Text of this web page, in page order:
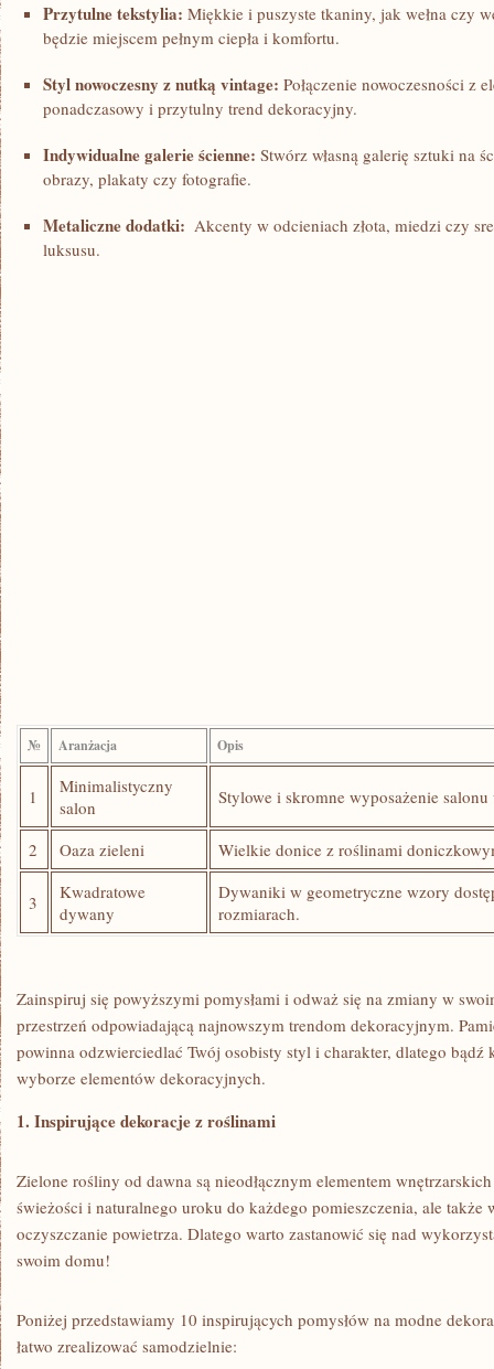
Przytulne tekstylia: Miękkie i puszyste tkaniny, jak wełna czy
będzie⁢ miejscem pełnym ciepła i komfortu.
Styl nowoczesny z nutką vintage: Połączenie nowoczesności z
ponadczasowy i przytulny trend dekoracyjny.
Indywidualne galerie ścienne: Stwórz własną galerię sztuki na
obrazy, plakaty czy fotografie.
Metaliczne​ dodatki:
Akcenty w odcieniach złota, miedzi czy
luksusu.
№ Aranżacja Opis
1
Minimalistyczny⁢
salon
Stylowe i skromne wyposażenie
2 Oaza zieleni Wielkie donice z roślinami
3
Kwadratowe
dywany
Dywaniki ⁤w geometryczne​ wzory
rozmiarach.
Zainspiruj się‍ powyższymi pomysłami i odważ się na ⁣zmiany w
przestrzeń odpowiadającą ⁣najnowszym trendom dekoracyjnym.
powinna odzwierciedlać Twój osobisty styl i charakter, dlatego
wyborze ​elementów dekoracyjnych.
1. Inspirujące dekoracje z roślinami
Zielone rośliny od dawna są nieodłącznym elementem
świeżości i naturalnego uroku do⁤ każdego pomieszczenia, ⁢ale także
oczyszczanie⁤ powietrza. Dlatego warto zastanowić się nad
swoim domu!
Poniżej przedstawiamy 10 inspirujących pomysłów na modne
łatwo zrealizować samodzielnie: